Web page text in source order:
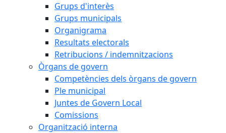
Grups d'interès
Grups municipals
Organigrama
Resultats electorals
Retribucions / indemnitzacions
Òrgans de govern
Competències dels òrgans de govern
Ple municipal
Juntes de Govern Local
Comissions
Organització interna